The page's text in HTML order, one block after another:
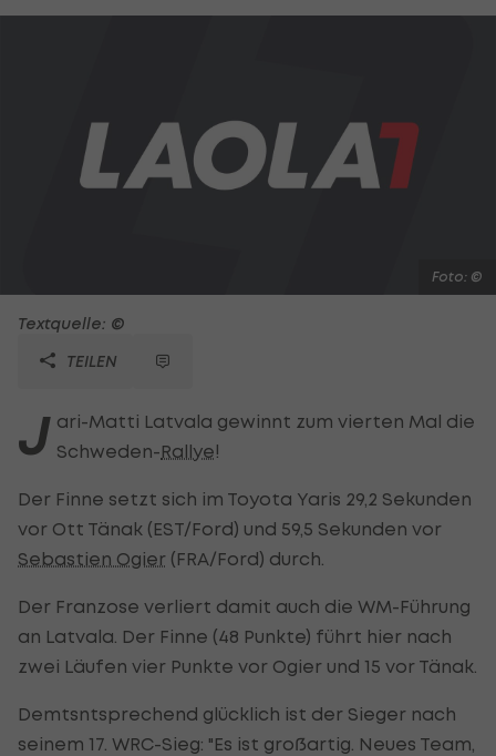
Foto: ©
Textquelle: ©
TEILEN
J ari-Matti Latvala gewinnt zum vierten Mal die
Schweden-Rallye!
Der Finne setzt sich im Toyota Yaris 29,2 Sekunden
vor Ott Tänak (EST/Ford) und 59,5 Sekunden vor
Sebastien Ogier (FRA/Ford) durch.
Der Franzose verliert damit auch die WM-Führung
an Latvala. Der Finne (48 Punkte) führt hier nach
zwei Läufen vier Punkte vor Ogier und 15 vor Tänak.
Demtsntsprechend glücklich ist der Sieger nach
seinem 17. WRC-Sieg: "Es ist großartig. Neues Team,